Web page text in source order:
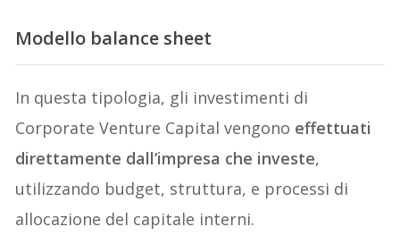
Modello balance sheet
In questa tipologia, gli investimenti di
Corporate Venture Capital vengono effettuati
direttamente dall’impresa che investe,
utilizzando budget, struttura, e processi di
allocazione del capitale interni.